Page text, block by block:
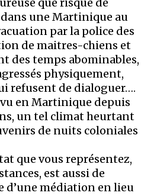
une Martinique au
par la police des
de maitres-chiens et
des temps abominables,
physiquement,
refusent de dialoguer….
vu en Martinique depuis
un tel climat heurtant
de nuits coloniales
que vous représentez,
est aussi de
d’une médiation en lieu